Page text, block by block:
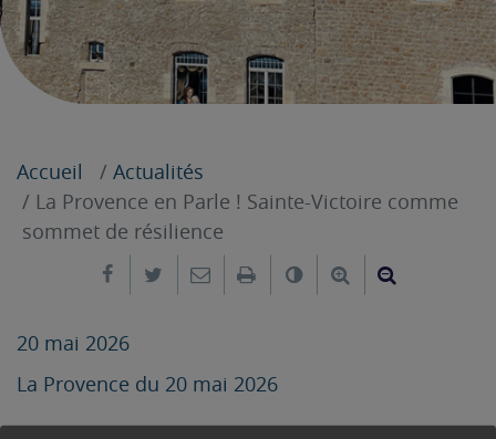
Accueil
Actualités
La Provence en Parle ! Sainte-Victoire comme
sommet de résilience
Partager sur Facebook
Partager sur Twitter
Envoyer par e-mail
ImprimerChanger leAgrandir le
20 mai 2026
La Provence du 20 mai 2026